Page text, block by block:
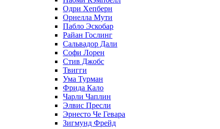
Одри Хепберн
Орнелла Мути
Пабло Эскобар
Райан Гослинг
Сальвадор Дали
Софи Лорен
Стив Джобс
Твигги
Ума Турман
Фрида Кало
Чарли Чаплин
Элвис Пресли
Эрнесто Че Гевара
Зигмунд Фрейд